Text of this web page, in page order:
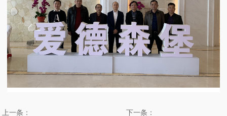
上一条： 下一条：